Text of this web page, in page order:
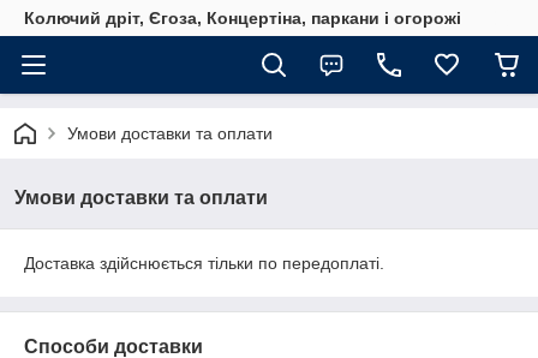
Колючий дріт, Єгоза, Концертіна, паркани і огорожі
Умови доставки та оплати
Умови доставки та оплати
Доставка здійснюється тільки по передоплаті.
Способи доставки